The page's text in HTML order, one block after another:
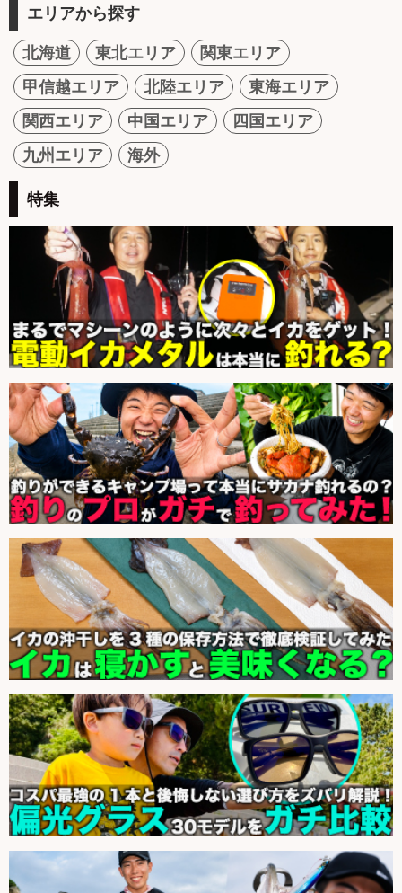
エリアから探す
北海道 東北エリア
関東エリア
甲信越エリア
北陸エリア
東海エリア
関西エリア
中国エリア
四国エリア
九州エリア
海外
特集